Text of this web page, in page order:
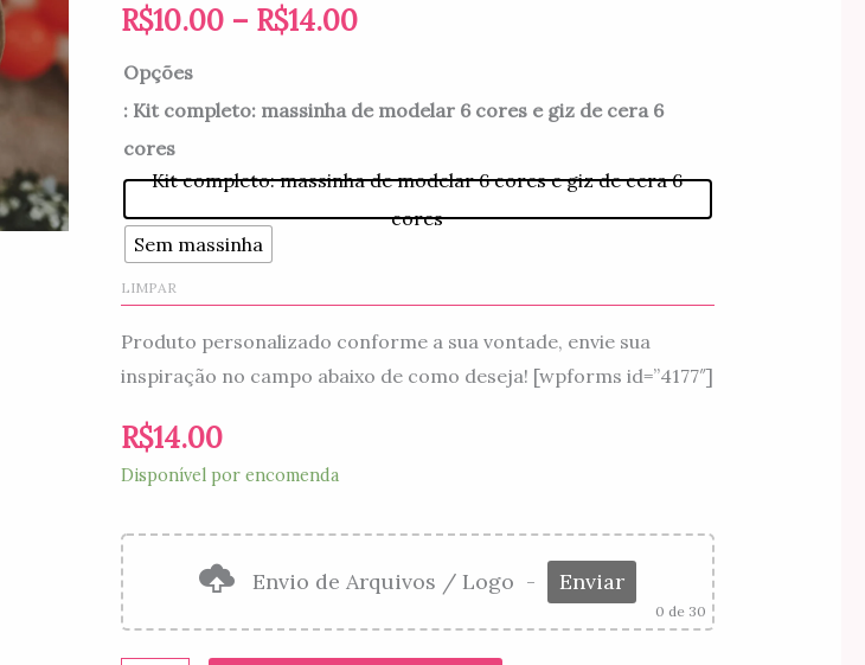
R$10.00 – R$14.00preço:
através
R$14.00
Opções
: Kit completo: massinha de modelar 6 cores e giz de cera 6
cores
Kit completo: massinha de modelar 6 cores e giz de cera 6
cores
Sem massinha
LIMPAR
Produto personalizado conforme a sua vontade, envie sua
inspiração no campo abaixo de como deseja! [wpforms id=”4177″]
R$14.00
Disponível por encomenda
Envio de Arquivos / Logo - Enviar
0 de 30